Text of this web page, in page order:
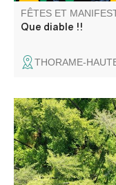
FÊTES ET
Que diable !!
THORAME-
Du haut du ciel, le
comme une
des montagnes,
rivières et les